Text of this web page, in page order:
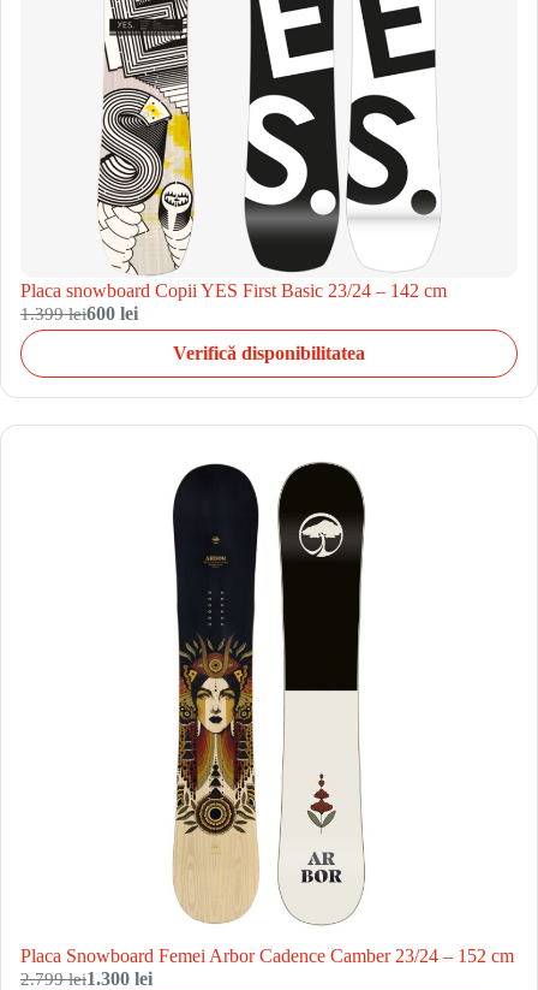
Placa snowboard Copii YES First Basic 23/24 – 142 cm
1.399 lei600 lei
Verifică disponibilitatea
Placa Snowboard Femei Arbor Cadence Camber 23/24 – 152 cm
2.799 lei1.300 lei